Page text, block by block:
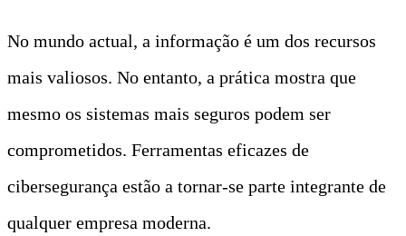
No mundo actual, a informação é um dos recursos
mais valiosos. No entanto, a prática mostra que
mesmo os sistemas mais seguros podem ser
comprometidos. Ferramentas eficazes de
cibersegurança estão a tornar-se parte integrante de
qualquer empresa moderna.